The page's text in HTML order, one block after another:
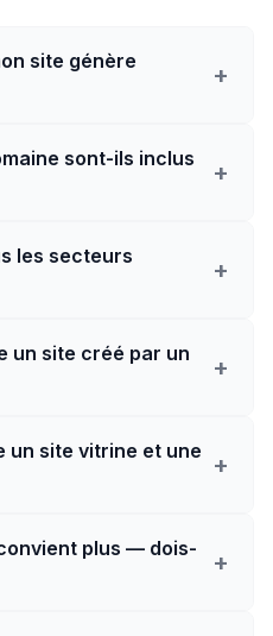
site génère
+
sont-ils inclus
+
les secteurs
+
un site créé par un
+
un site vitrine et une +
plus — dois-
+